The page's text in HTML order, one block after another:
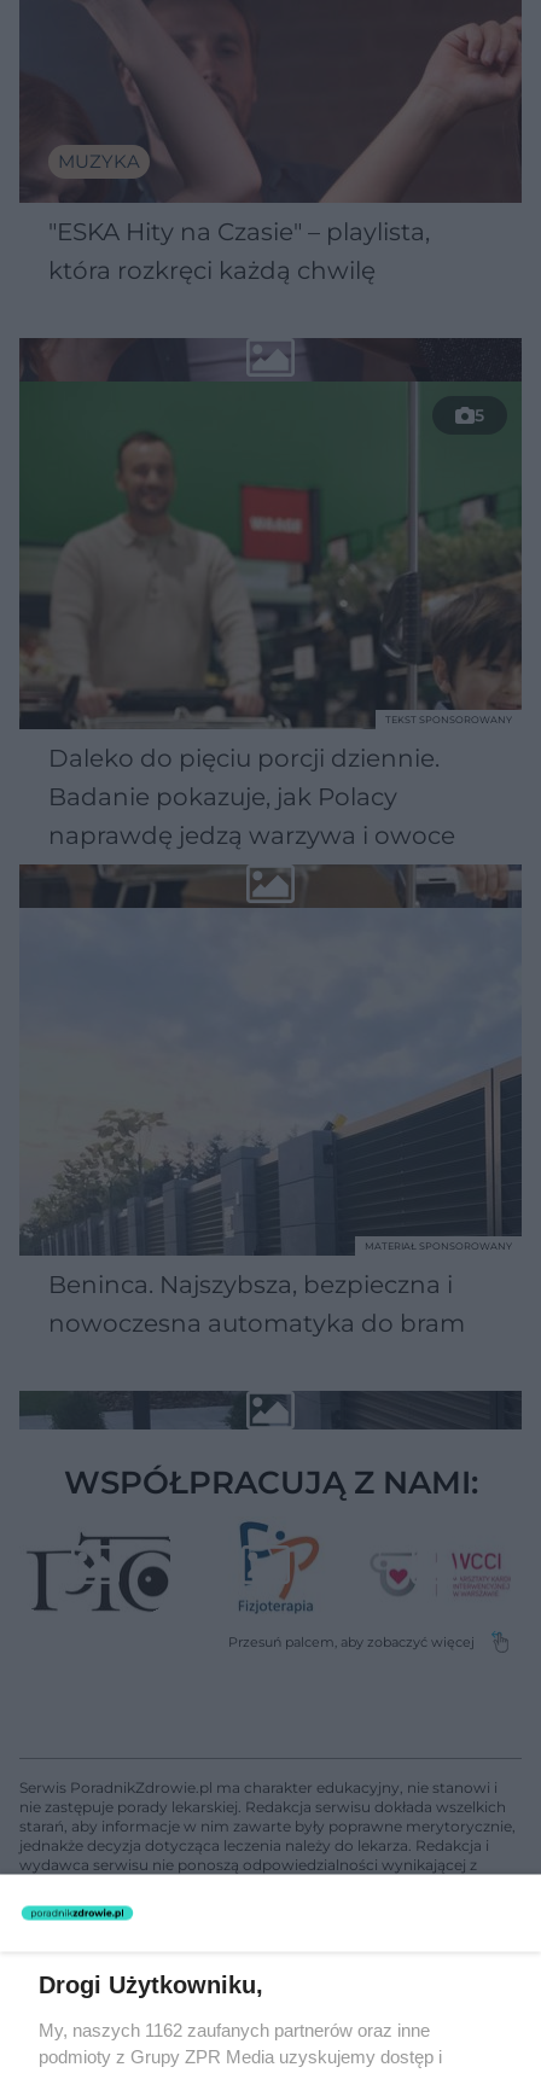
MUZYKA
"ESKA Hity na Czasie" – playlista,
która rozkręci każdą chwilę
5
Daleko do pięciu porcji dziennie.
Badanie pokazuje, jak Polacy
naprawdę jedzą warzywa i owoce
TEKST SPONSOROWANY
Beninca. Najszybsza, bezpieczna i
nowoczesna automatyka do bram
MATERIAŁ SPONSOROWANY
WSPÓŁPRACUJĄ Z NAMI:
Serwis PoradnikZdrowie.pl ma charakter edukacyjny, nie stanowi i
nie zastępuje porady lekarskiej. Redakcja serwisu dokłada wszelkich
starań, aby informacje w nim zawarte były poprawne merytorycznie,
jednakże decyzja dotycząca leczenia należy do lekarza. Redakcja i
wydawca serwisu nie ponoszą odpowiedzialności wynikającej z
nie prowadzi działalności leczniczej polegającej na udzielaniu
świadczeń zdrowotnych w rozumieniu art. 3 ust 1 ustawy o
Żaden utwór zamieszczony w serwisie nie może być powielany i
rozpowszechniany lub dalej rozpowszechniany w jakikolwiek sposób
(w tym także elektroniczny lub mechaniczny) na jakimkolwiek polu
Drogi Użytkowniku,
My, naszych 1162 zaufanych partnerów oraz inne
podmioty z Grupy ZPR Media uzyskujemy dostęp i